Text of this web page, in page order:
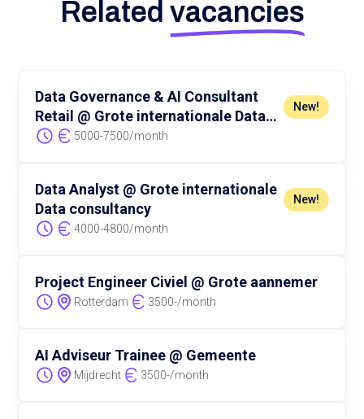
Related vacancies
Data Governance & AI Consultant
Retail @ Grote internationale Data
consultancy
New!
5000-7500/month
Data Analyst @ Grote internationale
Data consultancy
New!
4000-4800/month
Project Engineer Civiel @ Grote aannemer
Rotterdam 3500-/month
AI Adviseur Trainee @ Gemeente
Mijdrecht 3500-/month